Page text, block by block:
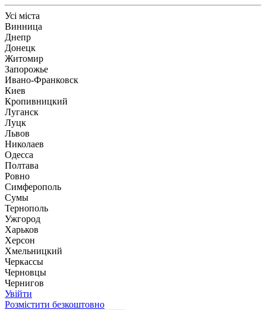
Усі міста
Винница
Днепр
Донецк
Житомир
Запорожье
Ивано-Франковск
Киев
Кропивницкий
Луганск
Луцк
Львов
Николаев
Одесса
Полтава
Ровно
Симферополь
Сумы
Тернополь
Ужгород
Харьков
Херсон
Хмельницкий
Черкассы
Чернoвцы
Чернигов
Увійти
Розмістити безкоштовно